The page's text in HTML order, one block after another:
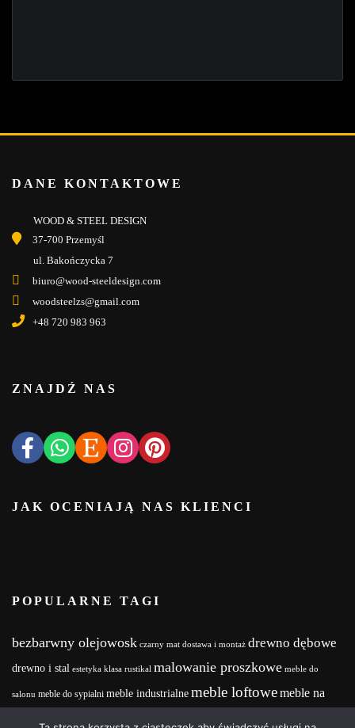
DANE KONTAKTOWE
WOOD & STEEL DESIGN
37-700 Przemyśl
ul. Bakończycka 7
biuro@wood-steeldesign.com
woodsteelzs@gmail.com
+48 720 983 963
ZNAJDŹ NAS
JAK OCENIAJĄ NAS KLIENCI
POPULARNE TAGI
bezbarwny olejowosk czarny mat dostawa i montaż drewno dębowe
drewno i stal estetyka klasa rustikal malowanie proszkowe meble do
salonu meble do sypialni meble industrialne meble loftowemeble na